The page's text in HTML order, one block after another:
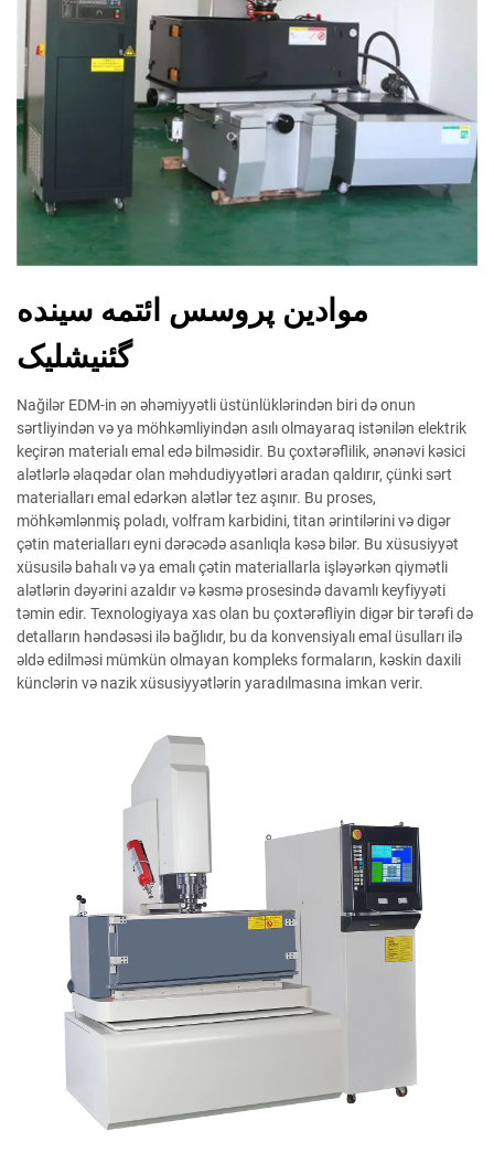
موادين پروسس ائتمه سينده
گئنيشليک
Nağilər EDM-in ən əhəmiyyətli üstünlüklərindən biri də onun
sərtliyindən və ya möhkəmliyindən asılı olmayaraq istənilən elektrik
keçirən materialı emal edə bilməsidir. Bu çoxtərəflilik, ənənəvi kəsici
alətlərlə əlaqədar olan məhdudiyyətləri aradan qaldırır, çünki sərt
materialları emal edərkən alətlər tez aşınır. Bu proses,
möhkəmlənmiş poladı, volfram karbidini, titan ərintilərini və digər
çətin materialları eyni dərəcədə asanlıqla kəsə bilər. Bu xüsusiyyət
xüsusilə bahalı və ya emalı çətin materiallarla işləyərkən qiymətli
alətlərin dəyərini azaldır və kəsmə prosesində davamlı keyfiyyəti
təmin edir. Texnologiyaya xas olan bu çoxtərəfliyin digər bir tərəfi də
detalların həndəsəsi ilə bağlıdır, bu da konvensiyalı emal üsulları ilə
əldə edilməsi mümkün olmayan kompleks formaların, kəskin daxili
künclərin və nazik xüsusiyyətlərin yaradılmasına imkan verir.